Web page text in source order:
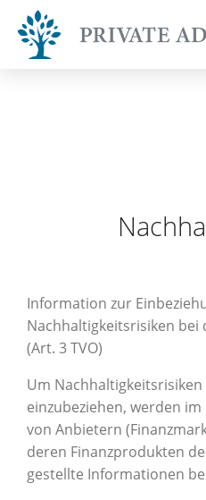
Information zur
Nachhaltigkeitsrisiken
(Art. 3 TVO)
Um
einzubeziehen, werden
von Anbietern
deren Finanzprodukten
gestellte Informationen